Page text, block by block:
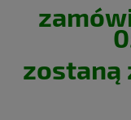
zostaną